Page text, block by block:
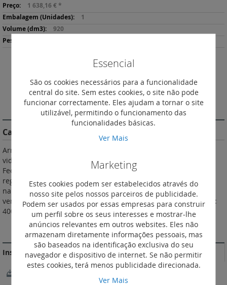
Mais
informação
1 638,16 € *
1
920
Descarregar
Ficha de Produto
para
o
início
da
DESCRIÇÃO
Características do Produto
Armários associáveis IP 20 - IK 08.Porta frontal reversível com
vidro de segurança. Painéis laterais e traseiros desmontáveis.
Fecho dos 4 painéis com chave. Equipado com 2 montantes
reguláveis em profundidade. Entrada de cabos com pré-cortes
na parte superior e inferior. Pré-corte na parte superior para
ventiladores. Pés de nivelamento fornecidos. Carga admissível:
400 kg. Cor antracite: RAL 7016.
MAIS INFORMAÇÃO
Instruções de instalação e documentos relacionados
NotíciaTécnica_LE09826AA-02.pdf
Essencial
São os cookies necessários para a funcionalidade
central do site. Sem estes cookies, o site não pode
funcionar correctamente. Eles ajudam a tornar o site
utilizável, permitindo o funcionamento das
funcionalidades básicas.
Ver Mais
Marketing
Estes cookies podem ser estabelecidos através do
nosso site pelos nossos parceiros de publicidade.
Podem ser usados por essas empresas para construir
um perfil sobre os seus interesses e mostrar-lhe
anúncios relevantes em outros websites. Eles não
armazenam diretamente informações pessoais, mas
são baseados na identificação exclusiva do seu
navegador e dispositivo de internet. Se não permitir
estes cookies, terá menos publicidade direcionada.
Ver Mais